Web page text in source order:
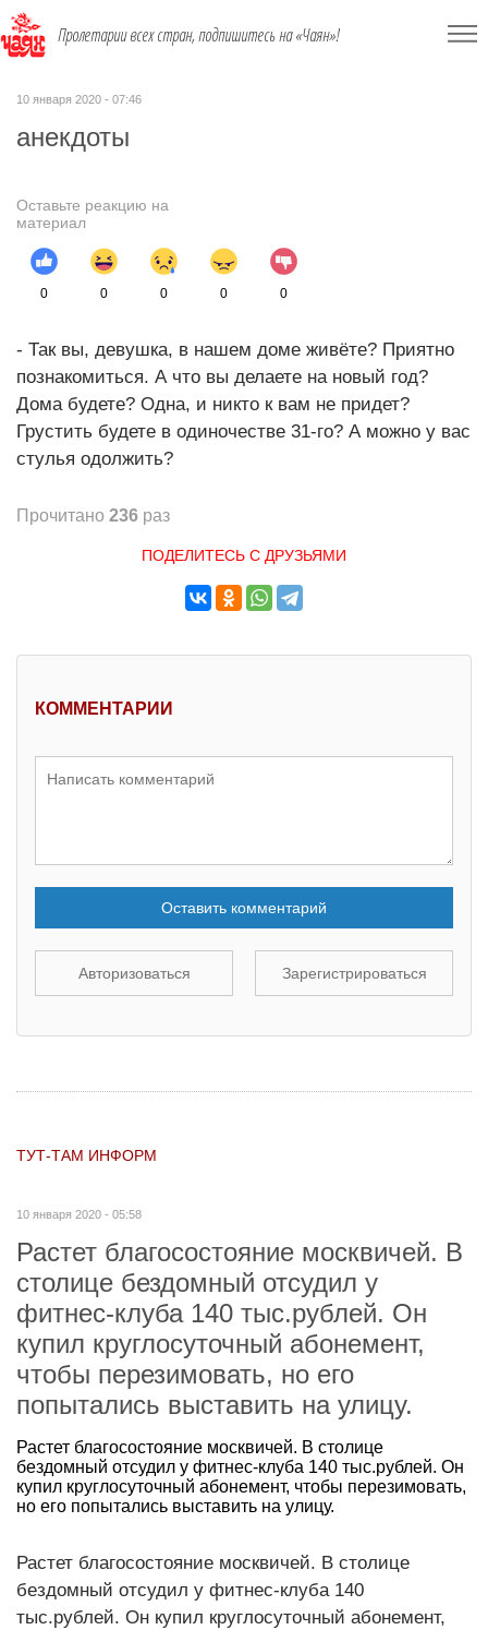
Пролетарии всех стран, подпишитесь на «Чаян»!
10 января 2020 - 07:46
анекдоты
Оставьте реакцию на
материал
0 0 0 0 0
- Так вы, девушка, в нашем доме живёте? Приятно
познакомиться. А что вы делаете на новый год?
Дома будете? Одна, и никто к вам не придет?
Грустить будете в одиночестве 31-го? А можно у вас
стулья одолжить?
Прочитано 236 раз
ПОДЕЛИТЕСЬ С ДРУЗЬЯМИ
КОММЕНТАРИИ
Оставить комментарий
Авторизоваться Зарегистрироваться
ТУТ-ТАМ ИНФОРМ
10 января 2020 - 05:58
Растет благосостояние москвичей. В
столице бездомный отсудил у
фитнес-клуба 140 тыс.рублей. Он
купил круглосуточный абонемент,
чтобы перезимовать, но его
попытались выставить на улицу.
Растет благосостояние москвичей. В столице
бездомный отсудил у фитнес-клуба 140 тыс.рублей. Он
купил круглосуточный абонемент, чтобы перезимовать,
но его попытались выставить на улицу.
Растет благосостояние москвичей. В столице
бездомный отсудил у фитнес-клуба 140
тыс.рублей. Он купил круглосуточный абонемент,